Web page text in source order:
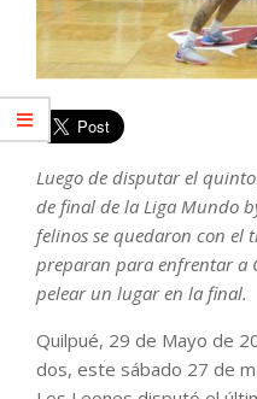
Luego de disputar el
de final de la Liga Mundo
felinos se quedaron con el
preparan para enfrentar a
pelear un lugar en la final.
Quilpué, 29 de Mayo de
dos, este sábado 27 de